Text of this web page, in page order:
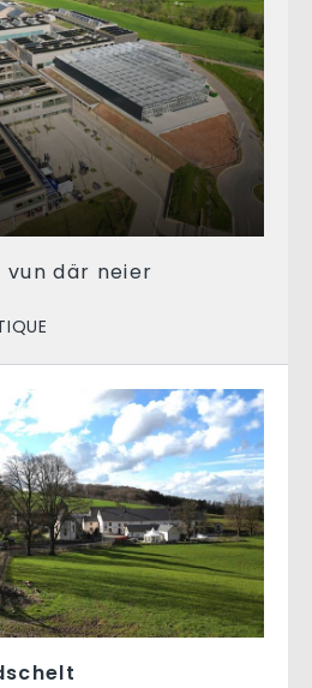
vun där neier